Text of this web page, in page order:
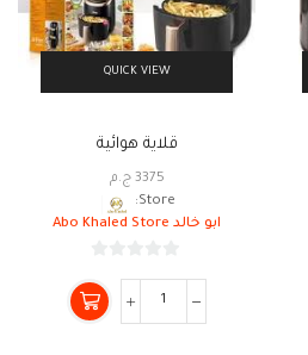
QUICK VIEW
قلاية هوائية
3375 ج.م
Store:
ابو خالد Abo Khaled Store
من
5